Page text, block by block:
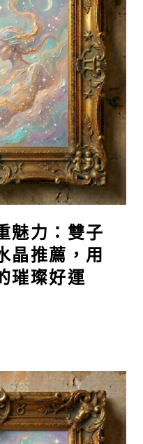
魅力：雙子
晶推薦，用
璀璨好運